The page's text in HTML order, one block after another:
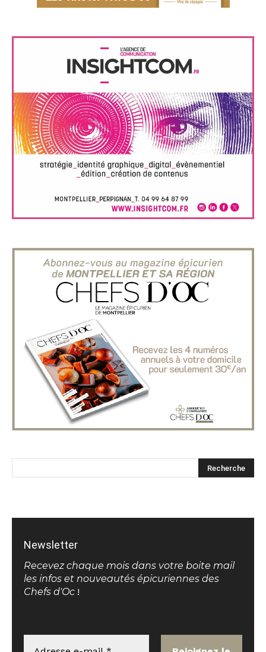
Newsletter
Recevez chaque mois dans votre boite mail
les infos et nouveautés épicuriennes des
Chefs d'Oc !